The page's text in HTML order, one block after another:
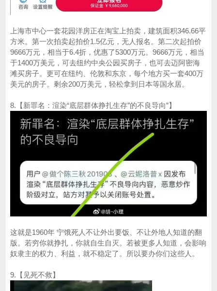
上海市中心一套花园洋房正在淘宝上拍卖，建筑面积346.66平
方米。第一次拍卖起拍价1.5亿元，无人报名。第二次起拍价
9666万元，相当于6.4折，优惠了5300万元。9666万元，相当
于1400万美元，可去纽约中央公园买房子，也可去迈阿密海
滩买房子。更可在纽约、伦敦和东京，每个地方买一套400万
美元的房子。剩余200万美元，轻松拿到日本等国永居。
8.【新罪名：渲染“底层群体挣扎生存”的不良导向”】
这就是1960年 宁饿死人不让外出要饭、不让外地人知道的翻
版。若穷你就挣扎，你就自生自灭。若被更多人知道，会影响
奴隶主的权力、利益，就不稳定了。所以要办你们这些人。
9.【见死不救】